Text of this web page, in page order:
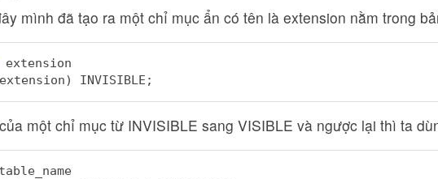
mình đã tạo ra một chỉ mục ẩn có tên là extension nằm trong
extension
INVISIBLE;
một chỉ mục từ INVISIBLE sang VISIBLE và ngược lại thì ta
table_name